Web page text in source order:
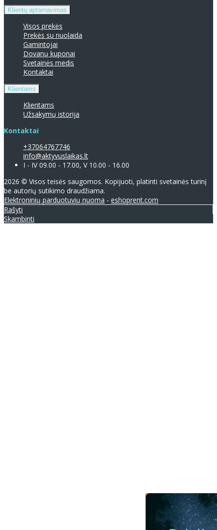
Klientų aptarnavimas
Visos prekės
Prekės su nuolaida
Gamintojai
Dovanų kuponai
Svetainės medis
Kontaktai
Klientams
Klientams
Užsakymų istorija
Kontaktai
+37064767746
info@aktyvuslaikas.lt
I - IV 09.00 - 17.00, V 10.00 - 16.00
2026 © Visos teisės saugomos. Kopijuoti, platinti svetainės turinį
be autorių sutikimo draudžiama.
Elektroninių parduotuvių nuoma - eshoprent.com
Rašyti
Skambinti